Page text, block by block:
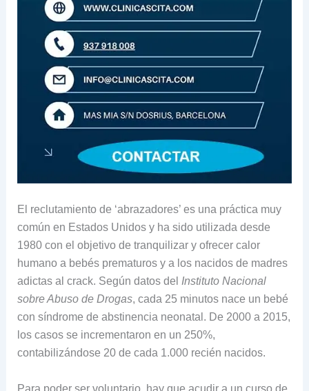
El reclutamiento de ‘abrazadores’ es una práctica muy
común en Estados Unidos y ha sido utilizada desde
1980 con el objetivo de tranquilizar y ofrecer calor
humano a bebés prematuros y a los nacidos de madres
adictas al crack. Según datos del Instituto Nacional
sobre Abuso de Drogas, cada 25 minutos nace un bebé
con síndrome de abstinencia neonatal. De 2000 a 2015,
los casos se incrementaron en un 250%,
contabilizándose 20 de cada 1.000 recién nacidos.
Para poder ser voluntario, hay que acudir a un curso de